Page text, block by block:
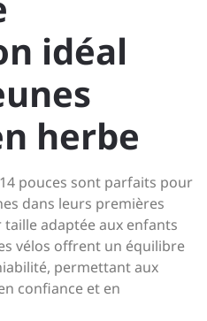
idéal
herbe
pouces sont parfaits pour
dans leurs premières
taille adaptée aux enfants
vélos offrent un équilibre
permettant aux
confiance et en